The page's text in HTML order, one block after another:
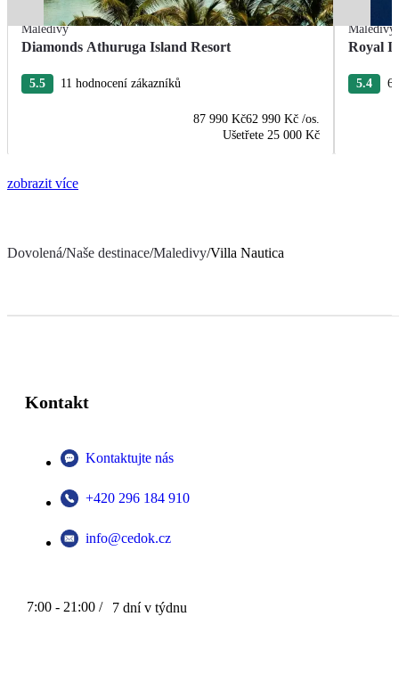
Maledivy
Diamonds Athuruga Island Resort
5.5 11 hodnocení zákazníků
87 990 Kč62 990 Kč /os.
Ušetřete 25 000 Kč
Maledivy
Royal
5.4
zobrazit více
Dovolená/Naše destinace/Maledivy/Villa Nautica
Kontakt
Kontaktujte nás
+420 296 184 910
info@cedok.cz
7:00 - 21:00 / 7 dní v týdnu